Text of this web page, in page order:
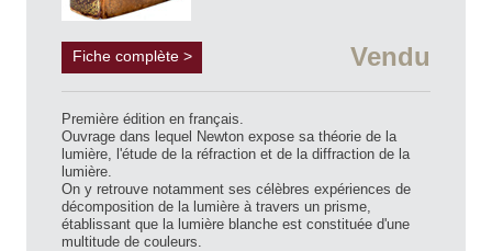
Fiche complète > Vendu
Première édition en français.
Ouvrage dans lequel Newton expose sa théorie de la
lumière, l'étude de la réfraction et de la diffraction de la
lumière.
On y retrouve notamment ses célèbres expériences de
décomposition de la lumière à travers un prisme,
établissant que la lumière blanche est constituée d'une
multitude de couleurs.